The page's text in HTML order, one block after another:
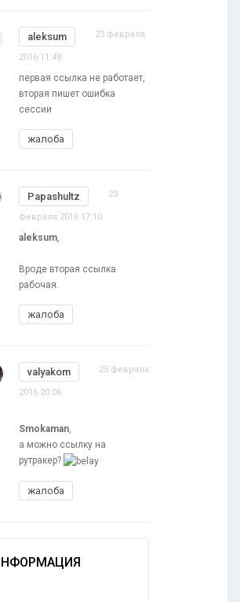
aleksum 23 февраля
2016 11:48
первая ссылка не работает,
вторая пишет ошибка
сессии
жалоба
Papashultz 23
февраля 2016 17:10
aleksum,
Вроде вторая ссылка
рабочая.
жалоба
valyakom 25 февраля
2016 20:06
Smokaman,
а можно ссылку на
рутракер?
жалоба